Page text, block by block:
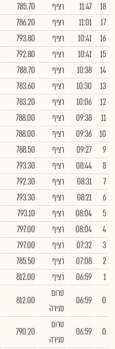
18
11:47 רציף 785.70
17
11:01 רציף 786.20
16
10:41 רציף 793.80
15
10:41 רציף 792.80
14
10:38 רציף 788.70
13
10:30 רציף 783.60
12
10:06 רציף 783.20
11
09:38 רציף 788.00
10
09:36 רציף 788.00
9
09:27 רציף 788.50
8
08:44 רציף 793.30
7
08:31 רציף 792.30
6
08:21 רציף 793.30
5
08:04 רציף 793.10
4
08:04 רציף 797.00
3
07:32 רציף 797.00
2
07:08 רציף 785.50
1
06:59 רציף 812.00
0
06:59
טרום
סגירה
812.00
0
06:59
טרום
סגירה
790.20